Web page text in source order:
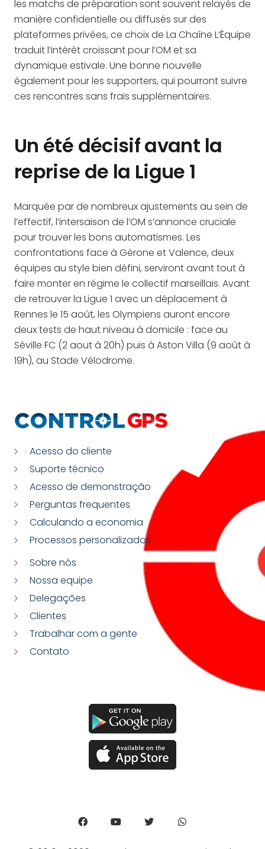
les matchs de préparation sont souvent relayés de
manière confidentielle ou diffusés sur des
plateformes privées, ce choix de La Chaîne L’Équipe
traduit l’intérêt croissant pour l’OM et sa
dynamique estivale. Une bonne nouvelle
également pour les supporters, qui pourront suivre
ces rencontres sans frais supplémentaires.
Un été décisif avant la
reprise de la Ligue 1
Marquée par de nombreux ajustements au sein de
l’effectif, l’intersaison de l’OM s’annonce cruciale
pour trouver les bons automatismes. Les
confrontations face à Gérone et Valence, deux
équipes au style bien défini, serviront avant tout à
faire monter en régime le collectif marseillais. Avant
de retrouver la Ligue 1 avec un déplacement à
Rennes le 15 août, les Olympiens auront encore
deux tests de haut niveau à domicile : face au
Séville FC (2 aout à 20h) puis à Aston Villa (9 août à
19h), au Stade Vélodrome.
Acesso do cliente
Suporte técnico
Acesso de demonstração
Perguntas frequentes
Calculando a economia
Processos personalizados
Sobre nós
Nossa equipe
Delegações
Clientes
Trabalhar com a gente
Contato